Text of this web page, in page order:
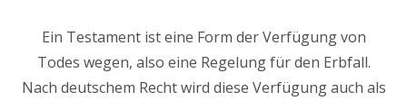
Ein Testament ist eine Form der Verfügung von
Todes wegen, also eine Regelung für den Erbfall.
Nach deutschem Recht wird diese Verfügung auch als